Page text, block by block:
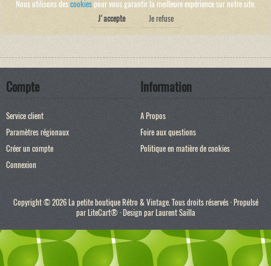
Nous utilisons descookiespour vous garantir la meilleure expérience sur notre site.
J'accepte
Je refuse
Compte
Service client
Paramètres régionaux
Créer un compte
Connexion
Information
A Propos
Foire aux questions
Politique en matière de cookies
Copyright © 2026 La petite boutique Rétro & Vintage. Tous droits réservés · Propulsé
parLiteCart® · Design parLaurent Sailla